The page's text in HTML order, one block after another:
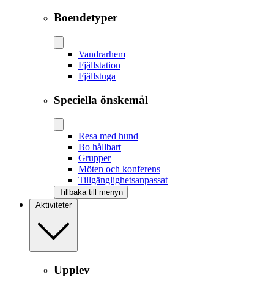
Boendetyper
Vandrarhem
Fjällstation
Fjällstuga
Speciella önskemål
Resa med hund
Bo hållbart
Grupper
Möten och konferens
Tillgänglighetsanpassat
Tillbaka till menyn
Aktiviteter
Upplev